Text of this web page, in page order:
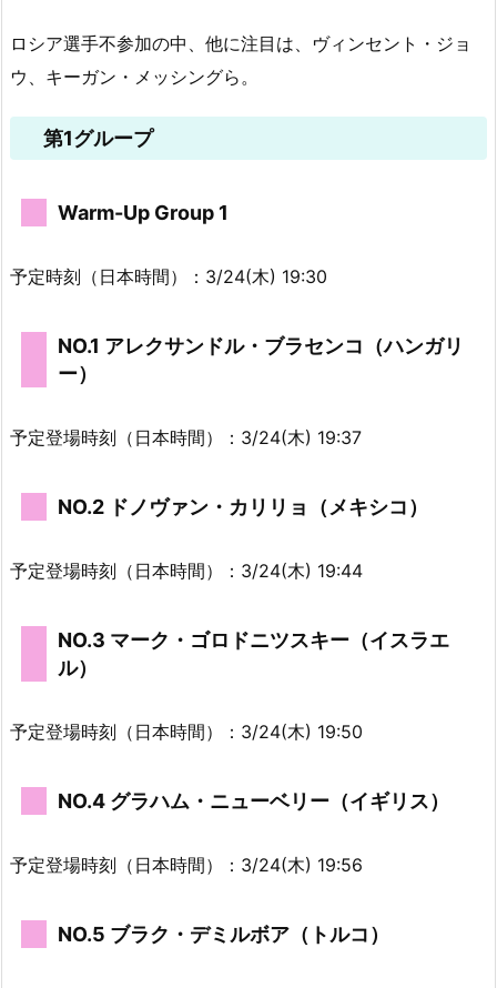
ロシア選手不参加の中、他に注目は、ヴィンセント・ジョ
ウ、キーガン・メッシングら。
第1グループ
Warm-Up Group 1
予定時刻（日本時間）：3/24(木) 19:30
NO.1 アレクサンドル・ブラセンコ（ハンガリ
ー）
予定登場時刻（日本時間）：3/24(木) 19:37
NO.2 ドノヴァン・カリリョ（メキシコ）
予定登場時刻（日本時間）：3/24(木) 19:44
NO.3 マーク・ゴロドニツスキー（イスラエ
ル）
予定登場時刻（日本時間）：3/24(木) 19:50
NO.4 グラハム・ニューベリー（イギリス）
予定登場時刻（日本時間）：3/24(木) 19:56
NO.5 ブラク・デミルボア（トルコ）